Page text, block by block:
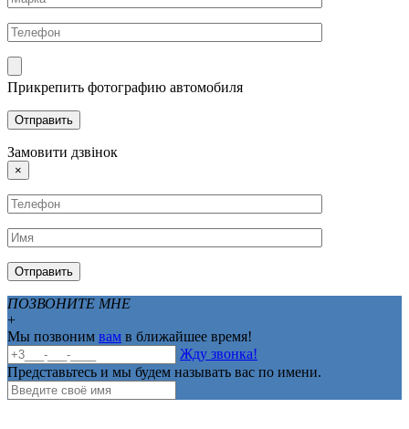
Прикрепить фотографию автомобиля
Замовити дзвінок
×
ПОЗВОНИТЕ МНЕ
+
Мы позвоним вам в ближайшее время!
Жду звонка!
Представьтесь и мы будем называть вас по имени.